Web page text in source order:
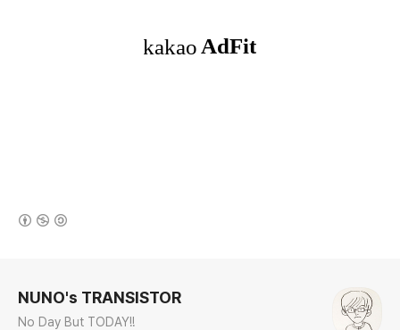
NUNO's TRANSISTOR
No Day But TODAY!!